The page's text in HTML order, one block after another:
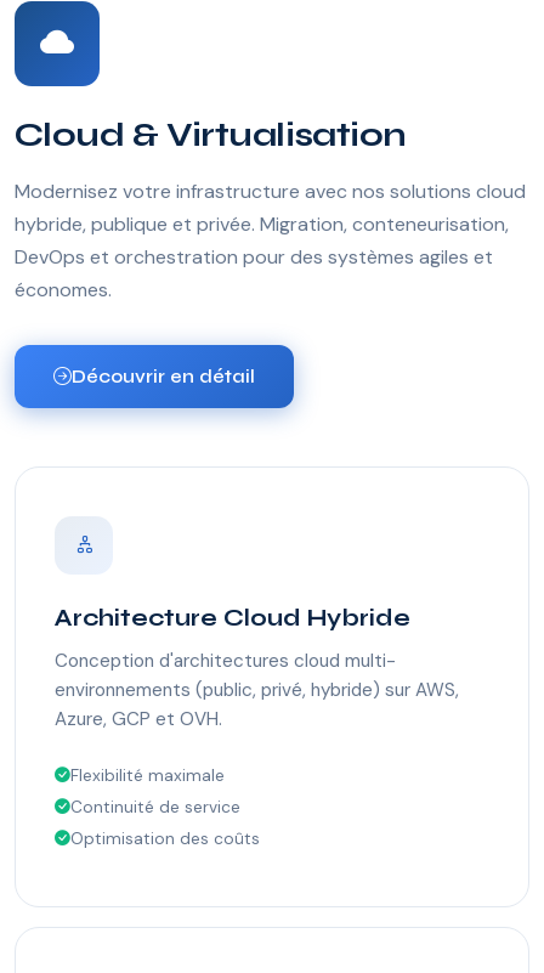
Cloud & Virtualisation
Modernisez votre infrastructure avec nos solutions cloud
hybride, publique et privée. Migration, conteneurisation,
DevOps et orchestration pour des systèmes agiles et
économes.
Découvrir en détail
Architecture Cloud Hybride
Conception d'architectures cloud multi-
environnements (public, privé, hybride) sur AWS,
Azure, GCP et OVH.
Flexibilité maximale
Continuité de service
Optimisation des coûts